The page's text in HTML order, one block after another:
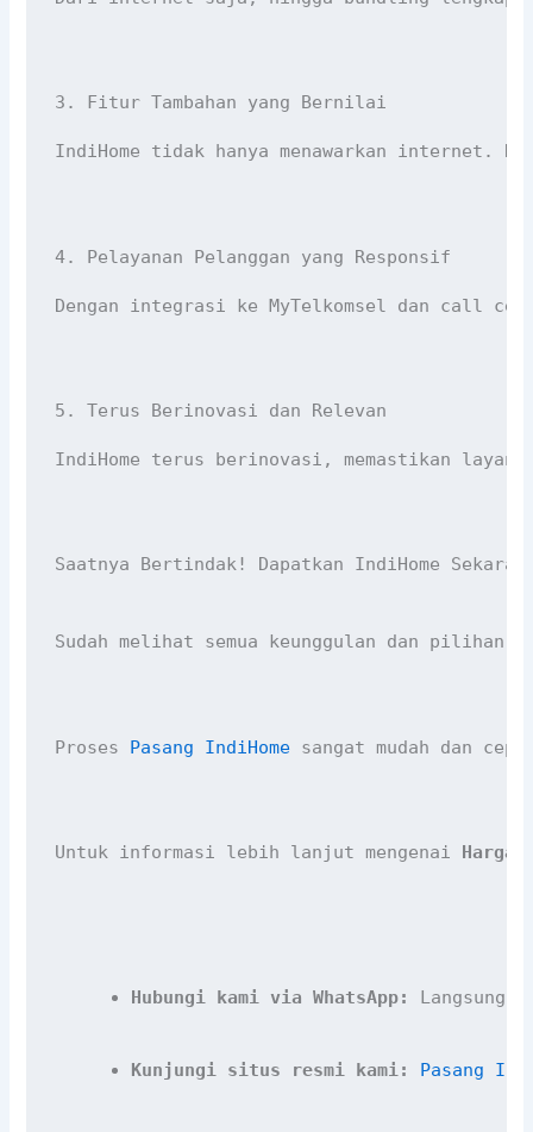
3. Fitur Tambahan yang Bernilai
IndiHome tidak hanya menawarkan internet.
4. Pelayanan Pelanggan yang Responsif
Dengan integrasi ke MyTelkomsel dan call
5. Terus Berinovasi dan Relevan
IndiHome terus berinovasi, memastikan
Saatnya Bertindak! Dapatkan IndiHome
Sudah melihat semua keunggulan dan
Proses Pasang IndiHome sangat mudah dan
Untuk informasi lebih lanjut mengenai Harga
Hubungi kami via WhatsApp: Langsung
Kunjungi situs resmi kami: Pasang